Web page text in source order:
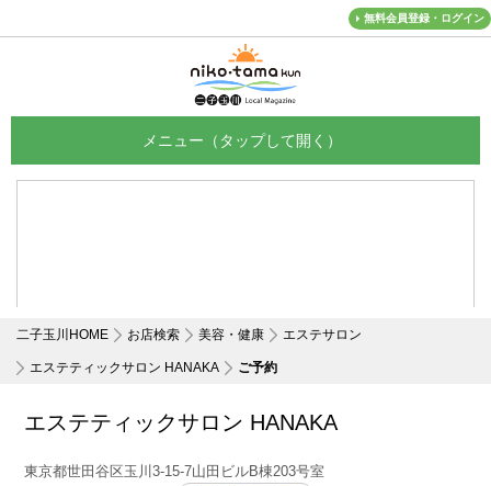
無料会員登録・ログイン
二子玉川HOME お店検索 美容・健康 エステサロン
エステティックサロン HANAKA ご予約
エステティックサロン HANAKA
東京都世田谷区玉川3-15-7山田ビルB棟203号室
メニュー